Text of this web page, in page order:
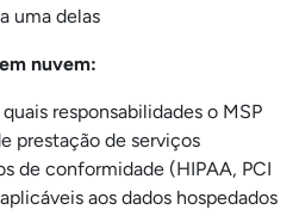
uma delas
nuvem:
responsabilidades o MSP
prestação de serviços
de conformidade (HIPAA, PCI
aos dados hospedados